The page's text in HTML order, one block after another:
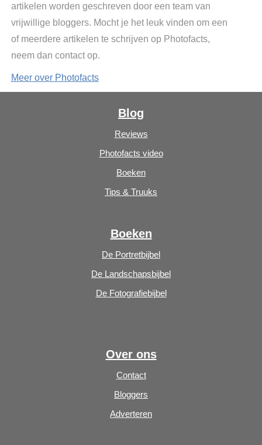
artikelen worden geschreven door een team van
vrijwillige bloggers. Mocht je het leuk vinden om een
of meerdere artikelen te schrijven op Photofacts,
neem dan contact op.
Meer over Photofacts
Blog
Reviews
Photofacts video
Boeken
Tips & Truuks
Boeken
De Portretbijbel
De Landschapsbijbel
De Fotografiebijbel
Over ons
Contact
Bloggers
Adverteren